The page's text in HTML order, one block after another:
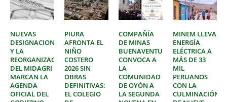
NUEVAS
DESIGNACIONES
Y LA
REORGANIZACIÓN
DEL MIDAGRI
MARCAN LA
AGENDA
OFICIAL DEL
PIURA
AFRONTA EL
NIÑO
COSTERO
2026 SIN
OBRAS
DEFINITIVAS:
EL COLEGIO
COMPAÑÍA
DE MINAS
BUENAVENTURA
CONVOCA A
LA
COMUNIDAD
DE OYÓN A
LA SEGUNDA
MINEM LLEVA
ENERGÍA
ELÉCTRICA A
MÁS DE 33
MIL
PERUANOS
CON LA
CULMINACIÓN